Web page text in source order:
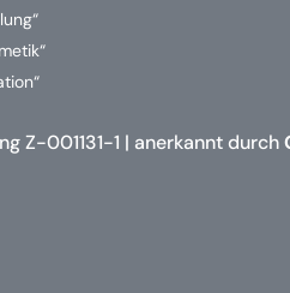
Z-001131-1 | anerkannt durch